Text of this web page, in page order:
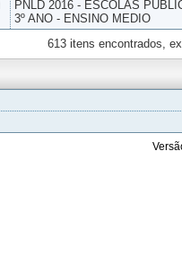
PNLD 2016 - ESCOLAS
3º ANO - ENSINO MEDIO
613 itens encontrados,